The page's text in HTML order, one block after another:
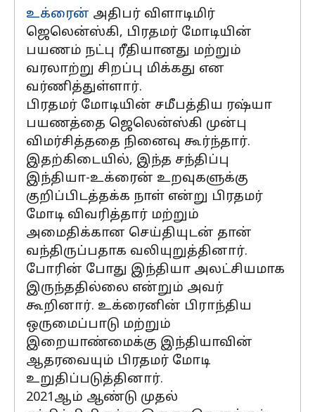
உக்ரைன் அதிபர் விளாடிமிர்
ஜெலென்ஸ்கி, பிரதமர் மோடியின்
பயணம் நட்பு ரீதியானது மற்றும்
வரலாற்று சிறப்பு மிக்கது என
வர்ணித்துள்ளார்.
பிரதமர் மோடியின் சமீபத்திய ரஷ்யா
பயணத்தை ஜெலென்ஸ்கி முன்பு
விமர்சித்ததை நினைவு கூர்ந்தார்.
இதற்கிடையில், இந்த சந்திப்பு
இந்தியா-உக்ரைன் உறவுகளுக்கு
குறிப்பிடத்தக்க நாள் என்று பிரதமர்
மோடி விவரித்தார் மற்றும்
அமைதிக்கான செய்தியுடன் தான்
வந்திருப்பதாக வலியுறுத்தினார்.
போரின் போது இந்தியா அலட்சியமாக
இருந்ததில்லை என்றும் அவர்
கூறினார். உக்ரைனின் பிராந்திய
ஒருமைப்பாடு மற்றும்
இறையாண்மைக்கு இந்தியாவின்
ஆதரவையும் பிரதமர் மோடி
உறுதிப்படுத்தினார்.
2021ஆம் ஆண்டு முதல்